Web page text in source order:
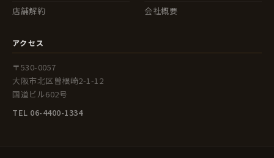
店舗解約
会社概要
アクセス
〒530-0057
大阪市北区曽根崎2-1-12
国道ビル602号
TEL 06-4400-1334